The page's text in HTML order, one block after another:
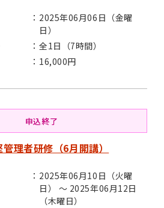
2025年06月06日（金曜
日）
全1日（7時間）
16,000円
申込終了
理者研修（6月開講）
2025年06月10日（火曜
日） ～ 2025年06月12日
（木曜日）